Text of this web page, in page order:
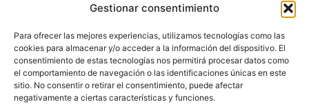
Gestionar consentimiento
Para ofrecer las mejores experiencias, utilizamos tecnologías como las
cookies para almacenar y/o acceder a la información del dispositivo. El
consentimiento de estas tecnologías nos permitirá procesar datos como
el comportamiento de navegación o las identificaciones únicas en este
sitio. No consentir o retirar el consentimiento, puede afectar
negativamente a ciertas características y funciones.